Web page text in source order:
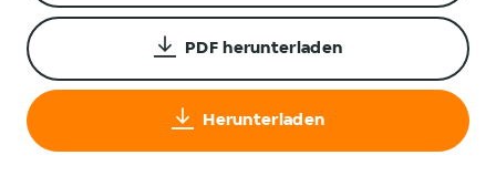
PDF herunterladen
Herunterladen